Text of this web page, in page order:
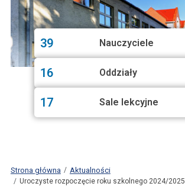
39 Nauczyciele
16 Oddziały
17 Sale lekcyjne
Strona główna Aktualności
Uroczyste rozpoczęcie roku szkolnego 2024/2025